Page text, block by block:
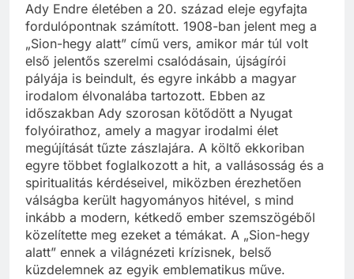
Ady Endre életében a 20. század eleje egyfajta
fordulópontnak számított. 1908-ban jelent meg a
„Sion-hegy alatt” című vers, amikor már túl volt
első jelentős szerelmi csalódásain, újságírói
pályája is beindult, és egyre inkább a magyar
irodalom élvonalába tartozott. Ebben az
időszakban Ady szorosan kötődött a Nyugat
folyóirathoz, amely a magyar irodalmi élet
megújítását tűzte zászlajára. A költő ekkoriban
egyre többet foglalkozott a hit, a vallásosság és a
spiritualitás kérdéseivel, miközben érezhetően
válságba került hagyományos hitével, s mind
inkább a modern, kétkedő ember szemszögéből
közelítette meg ezeket a témákat. A „Sion-hegy
alatt” ennek a világnézeti krízisnek, belső
küzdelemnek az egyik emblematikus műve.